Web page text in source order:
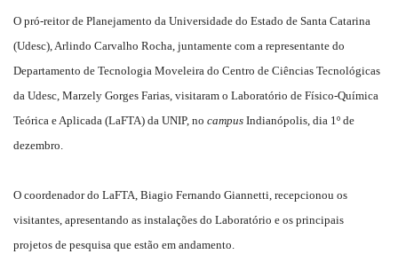
O pró-reitor de Planejamento da Universidade do Estado de Santa Catarina
(Udesc), Arlindo Carvalho Rocha, juntamente com a representante do
Departamento de Tecnologia Moveleira do Centro de Ciências Tecnológicas
da Udesc, Marzely Gorges Farias, visitaram o Laboratório de Físico-Química
Teórica e Aplicada (LaFTA) da UNIP, no campus Indianópolis, dia 1º de
dezembro.
O coordenador do LaFTA, Biagio Fernando Giannetti, recepcionou os
visitantes, apresentando as instalações do Laboratório e os principais
projetos de pesquisa que estão em andamento.